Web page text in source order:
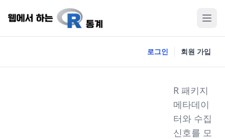
로그인 회원 가입
R 패키지
메타데이
터와 수집
신호를 모